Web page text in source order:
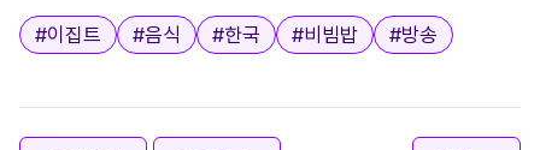
태그
#이집트 #음식 #한국 #비빔밥 #방송